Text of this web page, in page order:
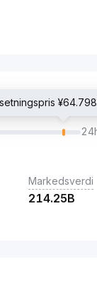
Markedsverdi
214.25B